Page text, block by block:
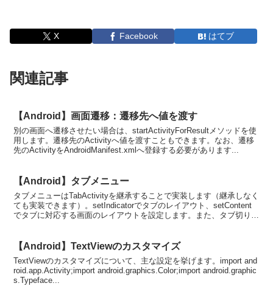
X Facebook はてブ
関連記事
【Android】画面遷移：遷移先へ値を渡す
別の画面へ遷移させたい場合は、startActivityForResultメソッドを使
用します。遷移先のActivityへ値を渡すこともできます。なお、遷移
先のActivityをAndroidManifest.xmlへ登録する必要があります...
【Android】タブメニュー
タブメニューはTabActivityを継承することで実装します（継承しなく
ても実装できます）。setIndicatorでタブのレイアウト、setContent
でタブに対応する画面のレイアウトを設定します。また、タブ切り替
【Android】TextViewのカスタマイズ
TextViewのカスタマイズについて、主な設定を挙げます。import and
roid.app.Activity;import android.graphics.Color;import android.graphic
s.Typeface...